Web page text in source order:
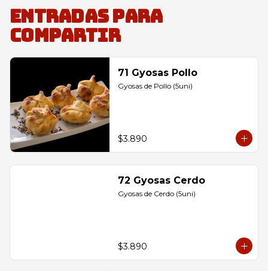
Entradas para
compartir
71 Gyosas Pollo
Gyosas de Pollo (5uni)
$3.890
72 Gyosas Cerdo
Gyosas de Cerdo (5uni)
$3.890